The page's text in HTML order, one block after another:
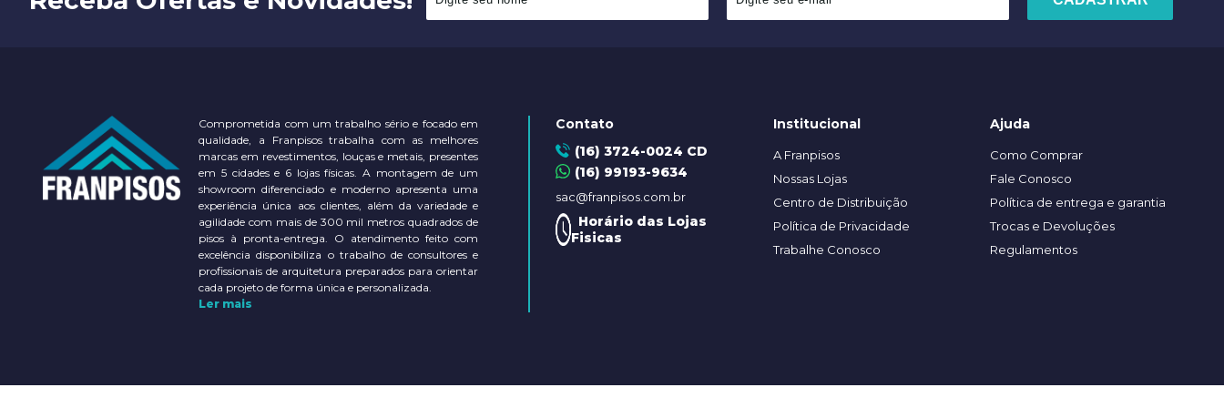
Comprometida com um trabalho sério e focado em
qualidade, a Franpisos trabalha com as melhores
marcas em revestimentos, louças e metais, presentes
em 5 cidades e 6 lojas físicas. A montagem de um
showroom diferenciado e moderno apresenta uma
experiência única aos clientes, além da variedade e
agilidade com mais de 300 mil metros quadrados de
pisos à pronta-entrega. O atendimento feito com
excelência disponibiliza o trabalho de consultores e
profissionais de arquitetura preparados para orientar
cada projeto de forma única e personalizada.
Ler mais
Contato
(16) 3724-0024 CD
(16) 99193-9634
sac@franpisos.com.br
Horário das Lojas
Fisicas
Institucional
A Franpisos
Nossas Lojas
Centro de Distribuição
Política de Privacidade
Trabalhe Conosco
Ajuda
Como Comprar
Fale Conosco
Política de entrega e garantia
Trocas e Devoluções
Regulamentos